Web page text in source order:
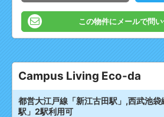
この物件にメールで問
Campus Living Eco-da
都営大江戸線「新江古田駅」,西武池袋
駅」2駅利用可